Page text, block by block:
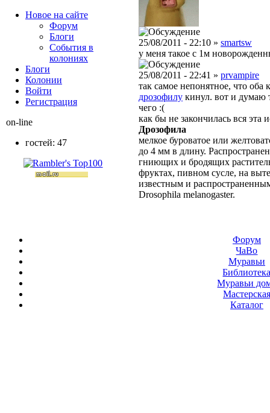
25/08/2011 - 22:10 » smartsw
у меня такое с 1м
25/08/2011 - 22:41 » prvampire
так самое непонятное, что оба
дрозофилу кинул. вот и думаю
чего :(
как бы не закончилась вся эта
Дрозофила
мелкое буроватое или
до 4 мм в длину.
гниющих и бродящих
фруктах, пивном сусле, на
известным и
Drosophila melanogaster.
Новое на сайте
Форум
Блоги
События в
колониях
Блоги
Колонии
Войти
Peгиcтpaция
on-line
гостей: 47
Форум
ЧаВо
Муравьи
Муравьи
Мастерская
Каталог